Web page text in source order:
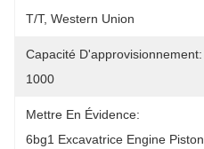
T/T, Western Union
Capacité D'approvisionnement:
1000
Mettre En Évidence:
6bg1 Excavatrice Engine Piston